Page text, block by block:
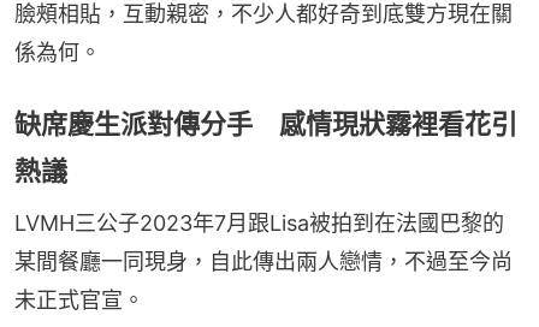
臉頰相貼，互動親密，不少人都好奇到底雙方現在關
係為何。
缺席慶生派對傳分手 感情現狀霧裡看花引
熱議
LVMH三公子2023年7月跟Lisa被拍到在法國巴黎的
某間餐廳一同現身，自此傳出兩人戀情，不過至今尚
未正式官宣。